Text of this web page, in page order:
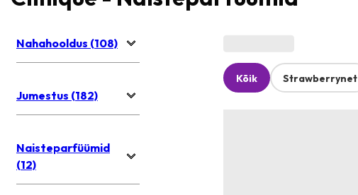
Nahahooldus (108)
Jumestus (182)
Naisteparfüümid
(12)
Kõik Strawberrynet